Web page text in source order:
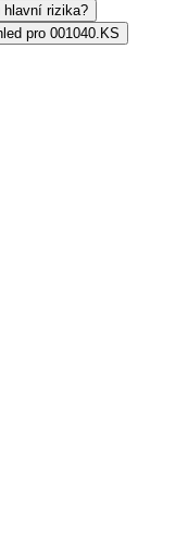
hlavní rizika?
pro 001040.KS